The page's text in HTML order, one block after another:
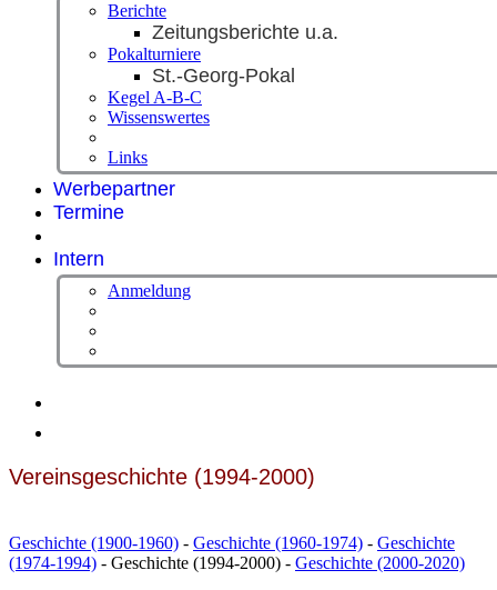
Berichte
Zeitungsberichte u.a.
Pokalturniere
St.-Georg-Pokal
Kegel A-B-C
Wissenswertes
Links
Werbepartner
Termine
Intern
Anmeldung
Vereinsgeschichte (1994-2000)
Geschichte (1900-1960) - Geschichte (1960-1974) - Geschichte
(1974-1994) - Geschichte (1994-2000) - Geschichte (2000-2020)